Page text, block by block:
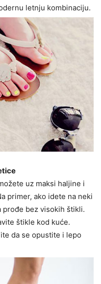
letnju kombinaciju.
uz maksi haljine i
primer, ako idete na neki
prođe bez visokih štikli.
štikle kod kuće.
da se opustite i lepo